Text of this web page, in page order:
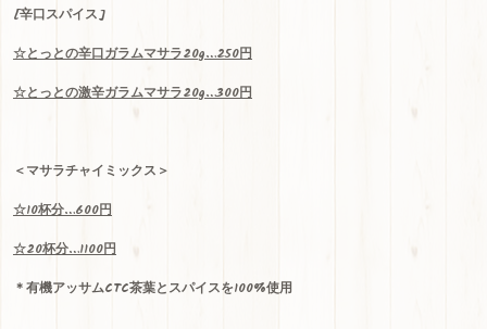
[辛口スパイス]
☆とっとの辛口ガラムマサラ20g…250円
☆とっとの激辛ガラムマサラ20g…300円
＜マサラチャイミックス＞
☆10杯分…600円
☆20杯分…1100円
＊有機アッサムCTC茶葉とスパイスを100%使用